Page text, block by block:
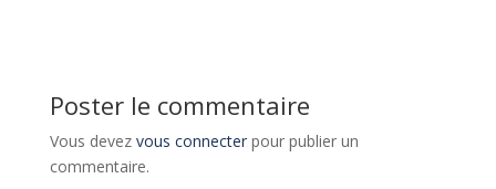
Poster le commentaire
Vous devez vous connecterpour publier un
commentaire.